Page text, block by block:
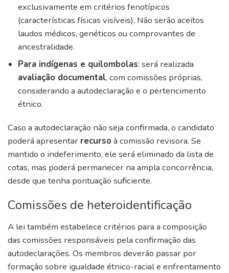
exclusivamente em critérios fenotípicos
(características físicas visíveis). Não serão aceitos
laudos médicos, genéticos ou comprovantes de
ancestralidade.
Para indígenas e quilombolas: será realizada
avaliação documental, com comissões próprias,
considerando a autodeclaração e o pertencimento
étnico.
Caso a autodeclaração não seja confirmada, o candidato
poderá apresentar recurso à comissão revisora. Se
mantido o indeferimento, ele será eliminado da lista de
cotas, mas poderá permanecer na ampla concorrência,
desde que tenha pontuação suficiente.
Comissões de heteroidentificação
A lei também estabelece critérios para a composição
das comissões responsáveis pela confirmação das
autodeclarações. Os membros deverão passar por
formação sobre igualdade étnico-racial e enfrentamento